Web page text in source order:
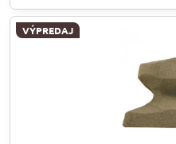
VÝPREDAJ